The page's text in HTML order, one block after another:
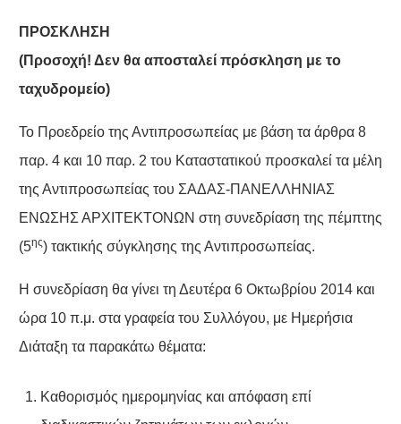
ΠΡΟΣΚΛΗΣΗ
(Προσοχή! Δεν θα αποσταλεί πρόσκληση με το
ταχυδρομείο)
Το Προεδρείο της Αντιπροσωπείας με βάση τα άρθρα 8
παρ. 4 και 10 παρ. 2 του Καταστατικού προσκαλεί τα μέλη
της Αντιπροσωπείας του ΣΑΔΑΣ-ΠΑΝΕΛΛΗΝΙΑΣ
ΕΝΩΣΗΣ ΑΡΧΙΤΕΚΤΟΝΩΝ στη συνεδρίαση της πέμπτης
(5ης) τακτικής σύγκλησης της Αντιπροσωπείας.
Η συνεδρίαση θα γίνει τη Δευτέρα 6 Οκτωβρίου 2014 και
ώρα 10 π.μ. στα γραφεία του Συλλόγου, με Ημερήσια
Διάταξη τα παρακάτω θέματα:
Καθορισμός ημερομηνίας και απόφαση επί